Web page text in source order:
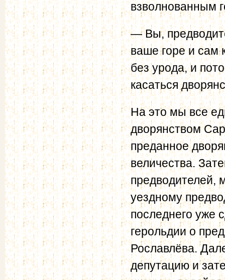
взволнованным
— Вы,
ваше горе и сам
без урода, и
касаться
На это мы все
дворянством
преданное
величества.
предводителей,
уездному
последнего уже
герольдии о
Рославлёва.
депутацию и